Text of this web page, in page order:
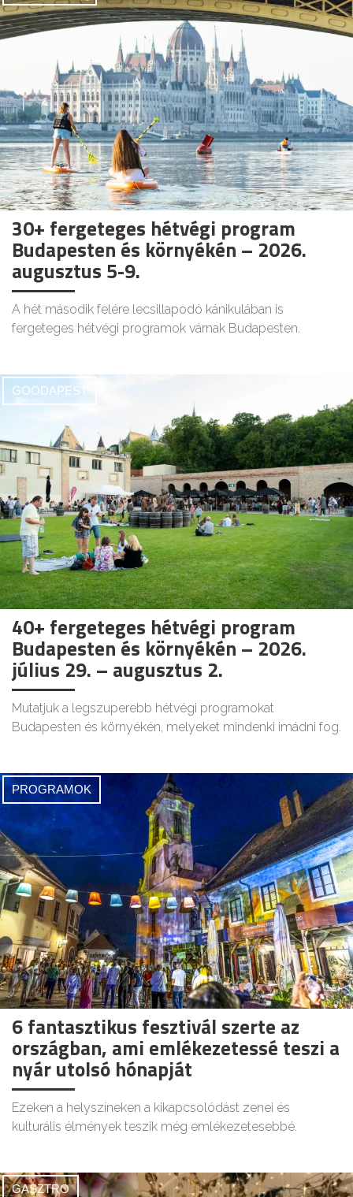
30+ fergeteges hétvégi program
Budapesten és környékén – 2026.
augusztus 5-9.
A hét második felére lecsillapodó kánikulában is
fergeteges hétvégi programok várnak Budapesten.
GOODAPEST
40+ fergeteges hétvégi program
Budapesten és környékén – 2026.
július 29. – augusztus 2.
Mutatjuk a legszuperebb hétvégi programokat
Budapesten és környékén, melyeket mindenki imádni fog.
PROGRAMOK
6 fantasztikus fesztivál szerte az
országban, ami emlékezetessé teszi a
nyár utolsó hónapját
Ezeken a helyszíneken a kikapcsolódást zenei és
kulturális élmények teszik még emlékezetesebbé.
GASZTRO